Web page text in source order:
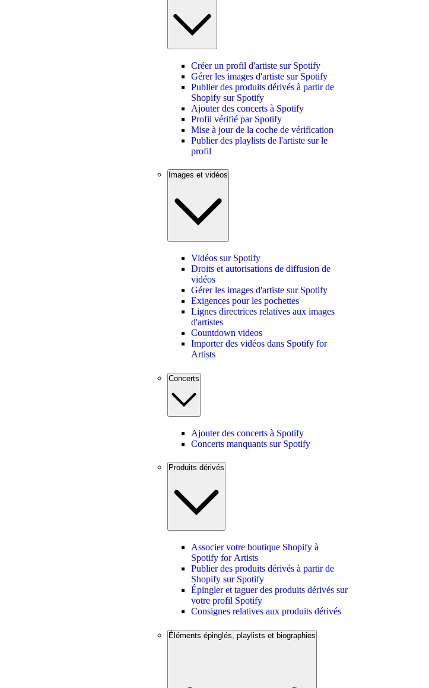
Créer un profil d'artiste sur Spotify
Gérer les images d'artiste sur Spotify
Publier des produits dérivés à partir de
Shopify sur Spotify
Ajouter des concerts à Spotify
Profil vérifié par Spotify
Mise à jour de la coche de vérification
Publier des playlists de l'artiste sur le
profil
Images et vidéos
Vidéos sur Spotify
Droits et autorisations de diffusion de
vidéos
Gérer les images d'artiste sur Spotify
Exigences pour les pochettes
Lignes directrices relatives aux images
d'artistes
Countdown videos
Importer des vidéos dans Spotify for
Artists
Concerts
Ajouter des concerts à Spotify
Concerts manquants sur Spotify
Produits dérivés
Associer votre boutique Shopify à
Spotify for Artists
Publier des produits dérivés à partir de
Shopify sur Spotify
Épingler et taguer des produits dérivés sur
votre profil Spotify
Consignes relatives aux produits dérivés
Éléments épinglés, playlists et biographies